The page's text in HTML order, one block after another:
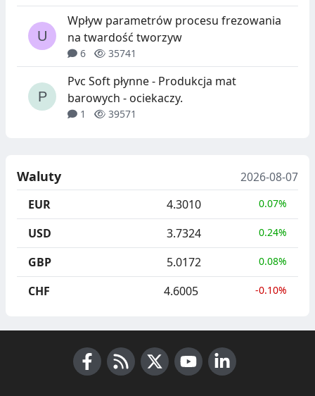
Wpływ parametrów procesu frezowania
na twardość tworzyw
6 35741
Pvc Soft płynne - Produkcja mat
barowych - ociekaczy.
1 39571
Waluty
2026-08-07
EUR
4.3010 0.07%
USD 3.7324 0.24%
GBP 5.0172 0.08%
CHF 4.6005 -0.10%